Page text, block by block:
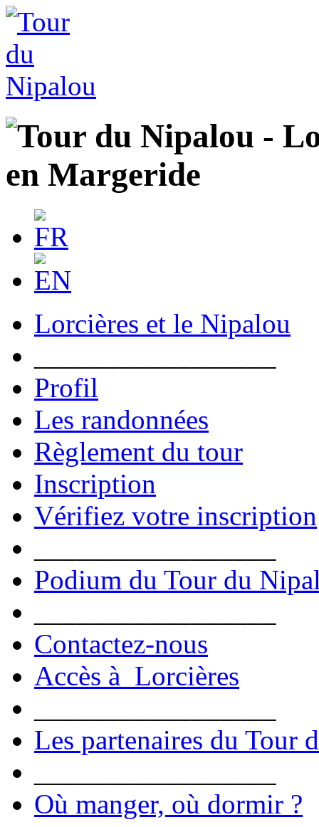
Lorcières et le Nipalou
Profil
Les randonnées
Règlement du tour
Inscription
Vérifiez votre inscription
Podium du Tour du
Contactez-nous
Accès à Lorcières
Les partenaires du Tour
Où manger, où dormir ?